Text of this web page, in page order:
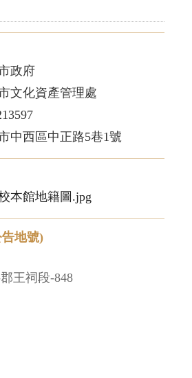
政府
文化資產管理處
中西區中正路5巷1號
本館地籍圖.jpg
地號)
王祠段-848